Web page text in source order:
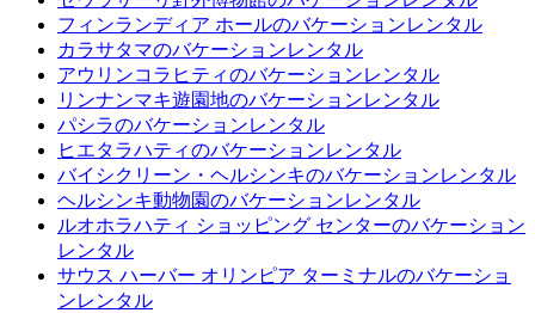
フィンランディア ホールのバケーションレンタル
カラサタマのバケーションレンタル
アウリンコラヒティのバケーションレンタル
リンナンマキ遊園地のバケーションレンタル
パシラのバケーションレンタル
ヒエタラハティのバケーションレンタル
バイシクリーン・ヘルシンキのバケーションレンタル
ヘルシンキ動物園のバケーションレンタル
ルオホラハティ ショッピング センターのバケーション
レンタル
サウス ハーバー オリンピア ターミナルのバケーショ
ンレンタル